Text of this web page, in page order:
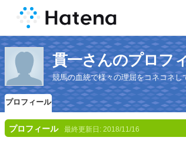
貫一さんのプロフ
競馬の血統で様々の理屈をコネコネし
プロフィール
プロフィール 最終更新日: 2018/11/16